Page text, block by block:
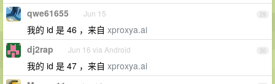
29
qwe61655 Jun 15
我的 id 是 46 ，来自 xproxya.ai
30
dj2rap Jun 16 via Android
我的 id 是 47 ，来自 xproxya.ai